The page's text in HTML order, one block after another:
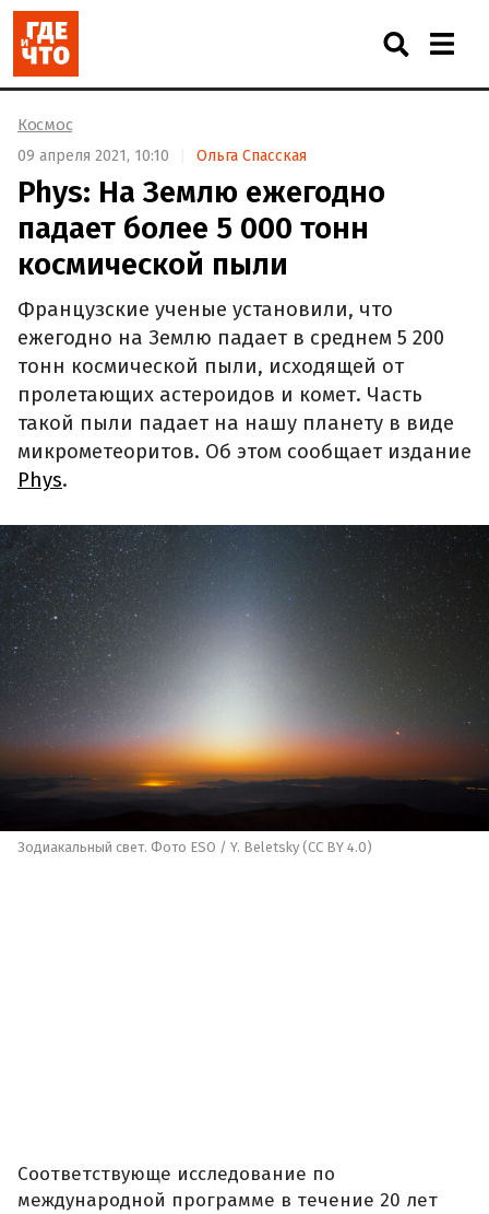
Космос
09 апреля 2021, 10:10 Ольга Спасская
Phys: На Землю ежегодно
падает более 5 000 тонн
космической пыли
Французские ученые установили, что
ежегодно на Землю падает в среднем 5 200
тонн космической пыли, исходящей от
пролетающих астероидов и комет. Часть
такой пыли падает на нашу планету в виде
микрометеоритов. Об этом сообщает издание
Phys.
Зодиакальный свет. Фото ESO / Y. Beletsky (CC BY 4.0)
Соответствующе исследование по
международной программе в течение 20 лет